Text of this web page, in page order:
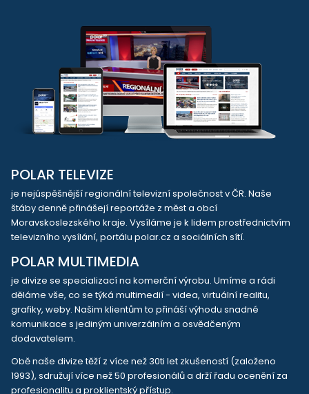
POLAR TELEVIZE
je nejúspěšnější regionální televizní společnost v ČR. Naše
štáby denně přinášejí reportáže z měst a obcí
Moravskoslezského kraje. Vysíláme je k lidem prostřednictvím
televizního vysílání, portálu polar.cz a sociálních sítí.
POLAR MULTIMEDIA
je divize se specializací na komerční výrobu. Umíme a rádi
děláme vše, co se týká multimedií - videa, virtuální realitu,
grafiky, weby. Našim klientům to přináší výhodu snadné
komunikace s jediným univerzálním a osvědčeným
dodavatelem.
Obě naše divize těží z více než 30ti let zkušeností (založeno
1993), sdružují více než 50 profesionálů a drží řadu ocenění za
profesionalitu a proklientský přístup.